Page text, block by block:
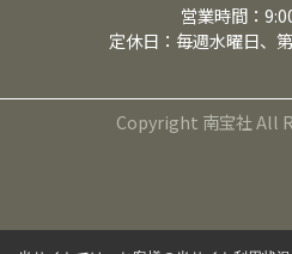
営業時間：
定休日：毎週水曜日、
Copyright 南宝社 All